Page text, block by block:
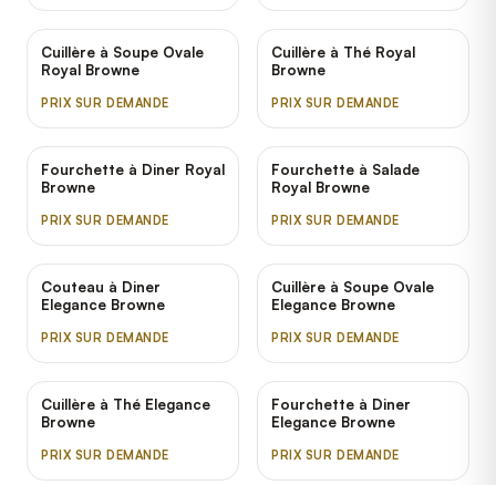
Cuillère à Soupe Ovale
Royal Browne
PRIX SUR DEMANDE
Cuillère à Thé Royal
Browne
PRIX SUR DEMANDE
Fourchette à Diner Royal
Browne
PRIX SUR DEMANDE
Fourchette à Salade
Royal Browne
PRIX SUR DEMANDE
Couteau à Diner
Elegance Browne
PRIX SUR DEMANDE
Cuillère à Soupe Ovale
Elegance Browne
PRIX SUR DEMANDE
Cuillère à Thé Elegance
Browne
PRIX SUR DEMANDE
Fourchette à Diner
Elegance Browne
PRIX SUR DEMANDE